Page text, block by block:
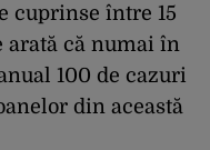
cuprinse între 15
arată că numai în
100 de cazuri
din această